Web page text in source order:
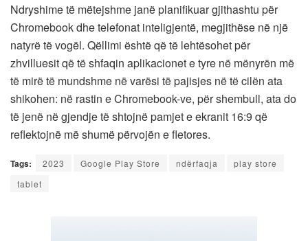
Ndryshime të mëtejshme janë planifikuar gjithashtu për
Chromebook dhe telefonat inteligjentë, megjithëse në një
natyrë të vogël. Qëllimi është që të lehtësohet për
zhvilluesit që të shfaqin aplikacionet e tyre në mënyrën më
të mirë të mundshme në varësi të pajisjes në të cilën ata
shikohen: në rastin e Chromebook-ve, për shembull, ata do
të jenë në gjendje të shtojnë pamjet e ekranit 16:9 që
reflektojnë më shumë përvojën e fletores.
Tags: 2023 Google Play Store ndërfaqja
play store
tablet